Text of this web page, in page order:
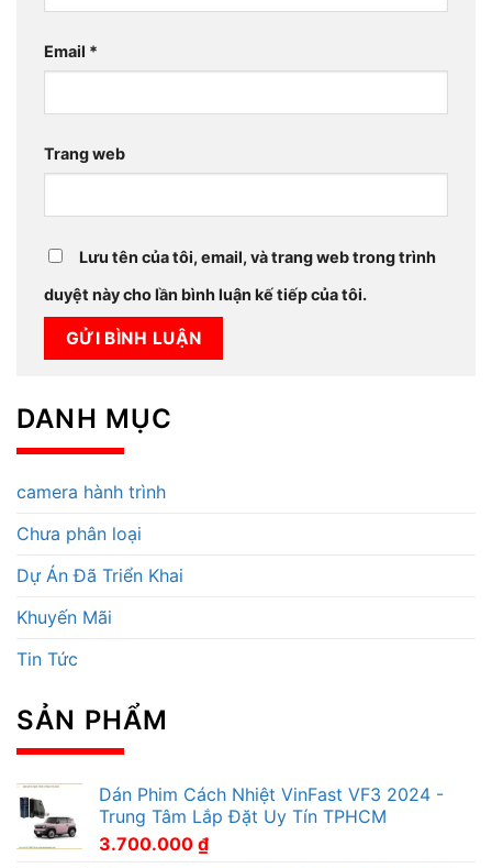
Email *
Trang web
Lưu tên của tôi, email, và trang web trong trình
duyệt này cho lần bình luận kế tiếp của tôi.
DANH MỤC
camera hành trình
Chưa phân loại
Dự Án Đã Triển Khai
Khuyến Mãi
Tin Tức
SẢN PHẨM
Dán Phim Cách Nhiệt VinFast VF3 2024 -
Trung Tâm Lắp Đặt Uy Tín TPHCM
3.700.000 ₫